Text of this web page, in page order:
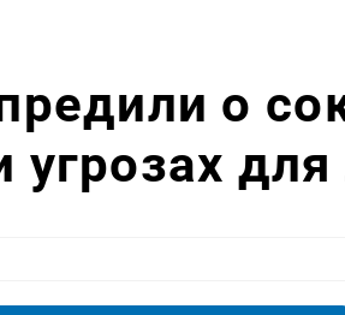
о
угрозах